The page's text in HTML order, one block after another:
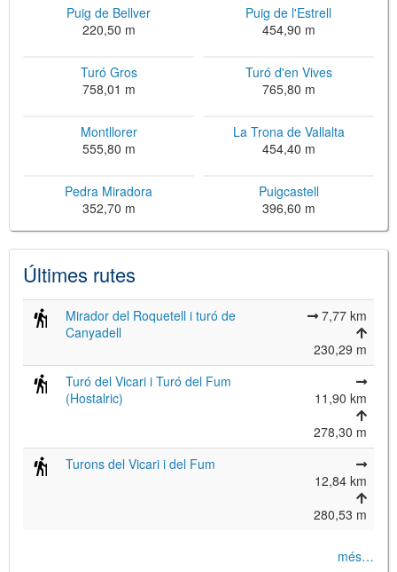
©Leaflet
JS library for interactive maps
©OpenStreetMap
Catalunya (CC BY-SH 4.0)
Puig de Bellver
220,50 m
Puig de l'Estrell
454,90 m
Turó Gros
758,01 m
Turó d'en Vives
765,80 m
Montllorer
555,80 m
La Trona de Vallalta
454,40 m
Pedra Miradora
352,70 m
Puigcastell
396,60 m
Últimes rutes
Mirador del Roquetell i turó de
Canyadell
7,77 km
230,29 m
Turó del Vicari i Turó del Fum
(Hostalric)
11,90 km
278,30 m
Turons del Vicari i del Fum
12,84 km
280,53 m
més…